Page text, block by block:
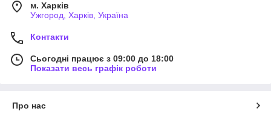
м. Харків
Ужгород, Харків, Україна
Контакти
Сьогодні працює з 09:00 до 18:00
Показати весь графік роботи
Про нас